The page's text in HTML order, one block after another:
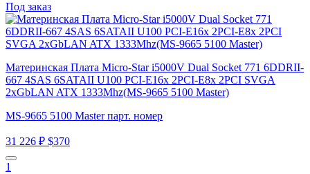
Под заказ
Материнская Плата Micro-Star i5000V Dual Socket 771 6DDRII-
667 4SAS 6SATAII U100 PCI-E16x 2PCI-E8x 2PCI SVGA
2xGbLAN ATX 1333Mhz(MS-9665 5100 Master)
MS-9665 5100 Master парт. номер
31 226 ₽ $370
1